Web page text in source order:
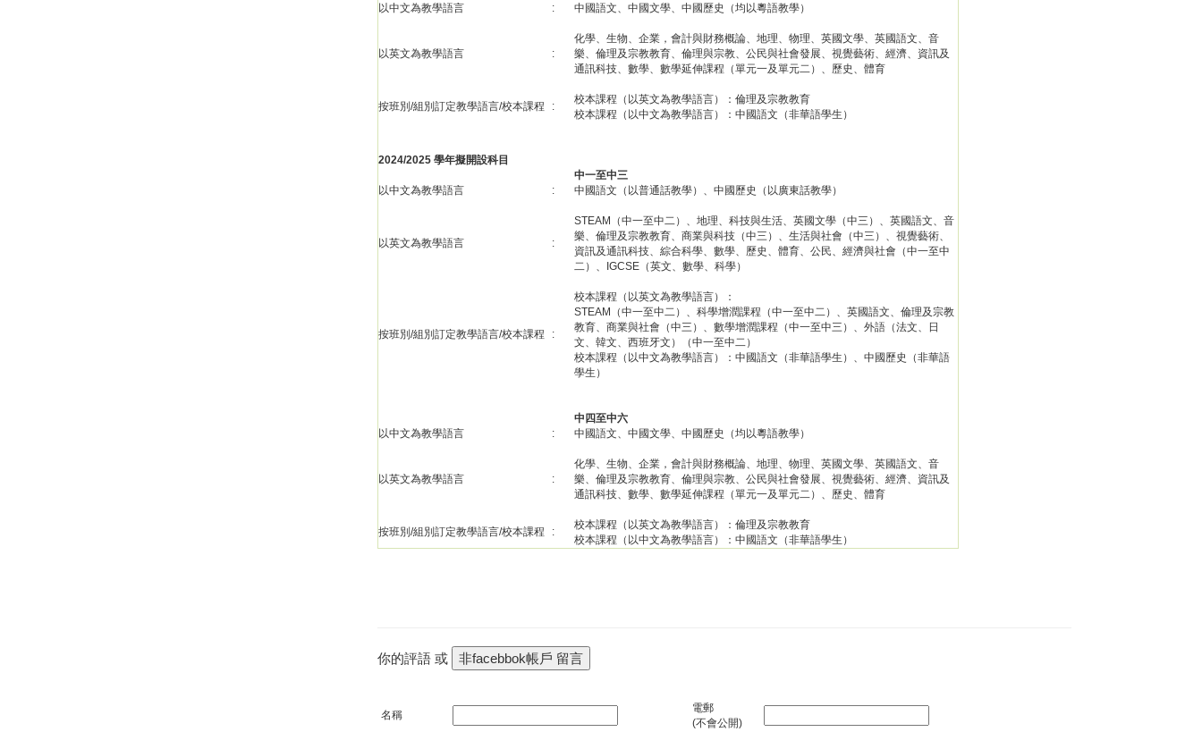
以中文為教學語言
: 中國語文、中國文學、中國歷史（均以粵語教學）
以英文為教學語言 :
化學、生物、企業，會計與財務概論、地理、物理、英國文學、英國語文、音
樂、倫理及宗教教育、倫理與宗教、公民與社會發展、視覺藝術、經濟、資訊及
通訊科技、數學、數學延伸課程（單元一及單元二）、歷史、體育
按班別/組別訂定教學語言/校本課程 :
校本課程（以英文為教學語言）：倫理及宗教教育
校本課程（以中文為教學語言）：中國語文（非華語學生）
2024/2025 學年擬開設科目
中一至中三
以中文為教學語言
: 中國語文（以普通話教學）、中國歷史（以廣東話教學）
以英文為教學語言 :
STEAM（中一至中二）、地理、科技與生活、英國文學（中三）、英國語文、音
樂、倫理及宗教教育、商業與科技（中三）、生活與社會（中三）、視覺藝術、
資訊及通訊科技、綜合科學、數學、歷史、體育、公民、經濟與社會（中一至中
二）、IGCSE（英文、數學、科學）
按班別/組別訂定教學語言/校本課程 :
校本課程（以英文為教學語言）：
STEAM（中一至中二）、科學增潤課程（中一至中二）、英國語文、倫理及宗教
教育、商業與社會（中三）、數學增潤課程（中一至中三）、外語（法文、日
文、韓文、西班牙文）（中一至中二）
校本課程（以中文為教學語言）：中國語文（非華語學生）、中國歷史（非華語
學生）
中四至中六
以中文為教學語言
: 中國語文、中國文學、中國歷史（均以粵語教學）
以英文為教學語言 :
化學、生物、企業，會計與財務概論、地理、物理、英國文學、英國語文、音
樂、倫理及宗教教育、倫理與宗教、公民與社會發展、視覺藝術、經濟、資訊及
通訊科技、數學、數學延伸課程（單元一及單元二）、歷史、體育
按班別/組別訂定教學語言/校本課程 :
校本課程（以英文為教學語言）：倫理及宗教教育
校本課程（以中文為教學語言）：中國語文（非華語學生）
你的評語 或
名稱
電郵
(不會公開)